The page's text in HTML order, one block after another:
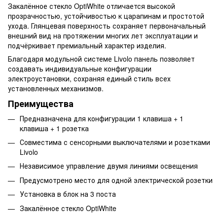
Закалённое стекло OptiWhite отличается высокой
прозрачностью, устойчивостью к царапинам и простотой
ухода. Глянцевая поверхность сохраняет первоначальный
внешний вид на протяжении многих лет эксплуатации и
подчёркивает премиальный характер изделия.
Благодаря модульной системе Livolo панель позволяет
создавать индивидуальные конфигурации
электроустановки, сохраняя единый стиль всех
установленных механизмов.
Преимущества
Предназначена для конфигурации 1 клавиша + 1
клавиша + 1 розетка
Совместима с сенсорными выключателями и розетками
Livolo
Независимое управление двумя линиями освещения
Предусмотрено место для одной электрической розетки
Установка в блок на 3 поста
Закалённое стекло OptiWhite